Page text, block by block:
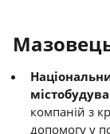
компаній з
допомогу у